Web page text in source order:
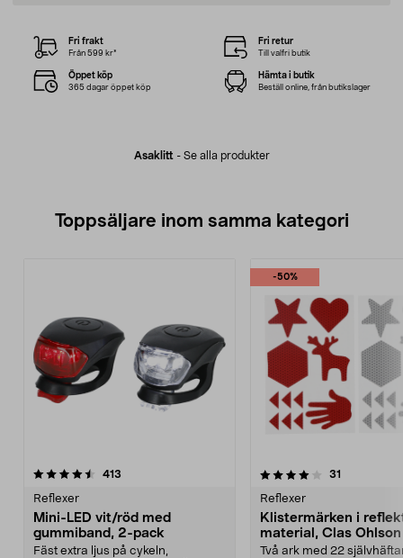
Asaklitt - Se alla produkter
Fri frakt
Från 599 kr*
Fri retur
Till valfri butik
Öppet köp
365 dagar öppet köp
Hämta i butik
Beställ online, från butikslager
Toppsäljare inom samma kategori
413
Reflexer
Mini-LED vit/röd med
gummiband, 2-pack
Fäst extra ljus på cykeln,
-50%
4.0 av 5 stjärnor 31
Reflexer
Klistermärken i
material, Clas Ohlson
Två ark med 22
4.5 av 5 stjärnor